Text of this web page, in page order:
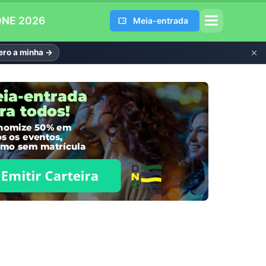
2026 Meia-entrada
a minha →